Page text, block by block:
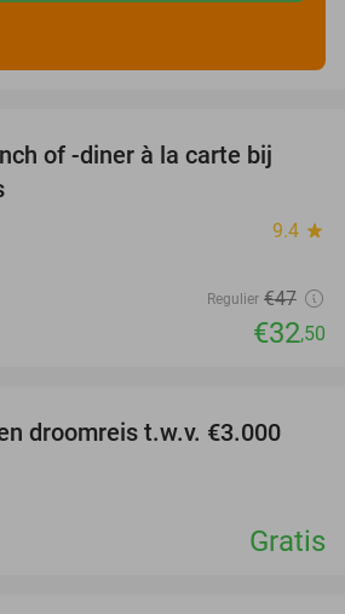
31%
of -diner à la carte bij
9.4 star
Regulier €47
€32,50
droomreis t.w.v. €3.000
Gratis